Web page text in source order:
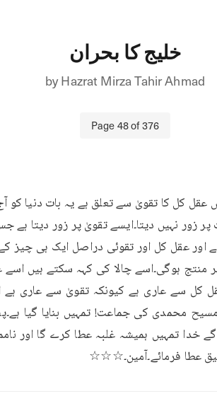
خلیج کا بحران
byHazrat Mirza Tahir Ahmad
Page48of376
عطا فرمائے۔آمین۔☆☆☆